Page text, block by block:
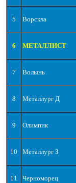
5 Ворскла
6 МЕТАЛЛИСТ
7 Волынь
8 Металлург Д
9 Олимпик
10 Металлург З
11 Черноморец